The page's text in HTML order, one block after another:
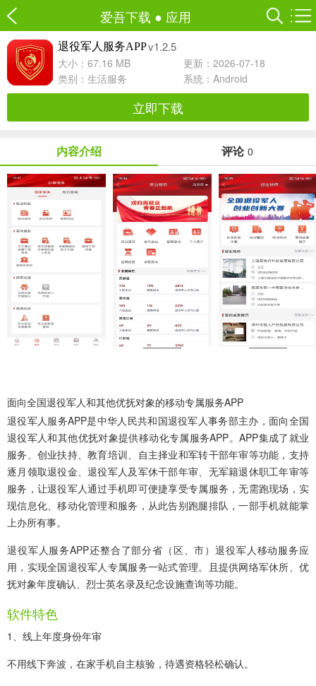
爱吾下载 ● 应用
退役军人服务APPv1.2.5
大小：67.16 MB
更新：2026-07-18
类别： 生活服务 系统：Android
立即下载
内容介绍 评论 0
面向全国退役军人和其他优抚对象的移动专属服务APP
退役军人服务APP是中华人民共和国退役军人事务部主办，面向全国
退役军人和其他优抚对象提供移动化专属服务APP。APP集成了就业
服务、创业扶持、教育培训、自主择业和军转干部年审等功能，支持
逐月领取退役金、退役军人及军休干部年审、无军籍退休职工年审等
服务，让退役军人通过手机即可便捷享受专属服务，无需跑现场，实
现信息化、移动化管理和服务，从此告别跑腿排队，一部手机就能掌
上办所有事。
退役军人服务APP还整合了部分省（区、市）退役军人移动服务应
用，实现全国退役军人专属服务一站式管理。且提供网络军休所、优
抚对象年度确认、烈士英名录及纪念设施查询等功能。
软件特色
1、线上年度身份年审
不用线下奔波，在家手机自主核验，待遇资格轻松确认。